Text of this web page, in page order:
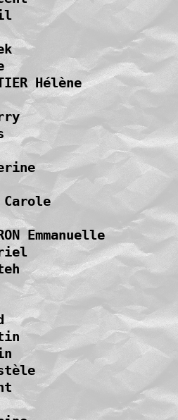
Cyril
Malek
Hélène
Catherine
Carole
Emmanuelle
Muriel
Timoteh
David